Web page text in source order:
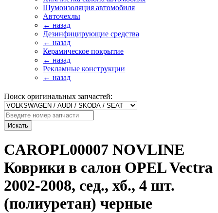
Шумоизоляция автомобиля
Авточехлы
← назад
Дезинфицирующие средства
← назад
Керамическое покрытие
← назад
Рекламные конструкции
← назад
Поиск оригинальных запчастей:
Искать
CAROPL00007 NOVLINE
Коврики в салон OPEL Vectra
2002-2008, сед., хб., 4 шт.
(полиуретан) черные